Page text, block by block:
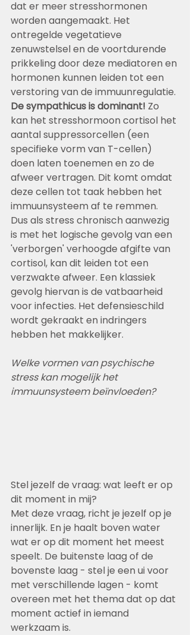
dat er meer stresshormonen
worden aangemaakt. Het
ontregelde vegetatieve
zenuwstelsel en de voortdurende
prikkeling door deze mediatoren en
hormonen kunnen leiden tot een
verstoring van de immuunregulatie.
De sympathicus is dominant! Zo
kan het stresshormoon cortisol het
aantal suppressorcellen (een
specifieke vorm van T-cellen)
doen laten toenemen en zo de
afweer vertragen. Dit komt omdat
deze cellen tot taak hebben het
immuunsysteem af te remmen.
Dus als stress chronisch aanwezig
is met het logische gevolg van een
'verborgen' verhoogde afgifte van
cortisol, kan dit leiden tot een
verzwakte afweer. Een klassiek
gevolg hiervan is de vatbaarheid
voor infecties. Het defensieschild
wordt gekraakt en indringers
hebben het makkelijker.
Welke vormen van psychische
stress kan mogelijk het
immuunsysteem beïnvloeden?
Stel jezelf de vraag: wat leeft er op
dit moment in mij?
Met deze vraag, richt je jezelf op je
innerlijk. En je haalt boven water
wat er op dit moment het meest
speelt. De buitenste laag of de
bovenste laag - stel je een ui voor
met verschillende lagen - komt
overeen met het thema dat op dat
moment actief in iemand
werkzaam is.